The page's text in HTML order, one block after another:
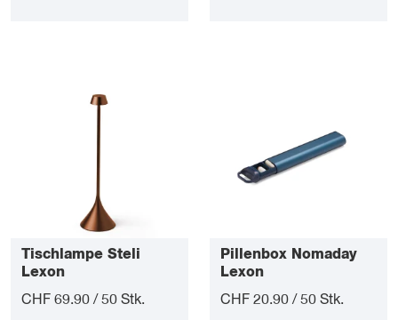
Tischlampe Steli
Lexon
CHF 69.90 / 50 Stk.
Pillenbox Nomaday
Lexon
CHF 20.90 / 50 Stk.